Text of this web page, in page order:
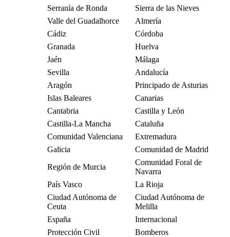
Serranía de Ronda
Sierra de las Nieves
Valle del Guadalhorce
Almería
Cádiz
Córdoba
Granada
Huelva
Jaén
Málaga
Sevilla
Andalucía
Aragón
Principado de Asturias
Islas Baleares
Canarias
Cantabria
Castilla y León
Castilla-La Mancha
Cataluña
Comunidad Valenciana
Extremadura
Galicia
Comunidad de Madrid
Región de Murcia
Comunidad Foral de
Navarra
País Vasco
La Rioja
Ciudad Autónoma de
Ceuta
Ciudad Autónoma de
Melilla
España
Internacional
Protección Civil
Bomberos